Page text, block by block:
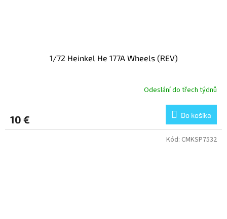
1/72 Heinkel He 177A Wheels (REV)
Odeslání do třech týdnů
10 € Do košíka
Kód: CMKSP7532